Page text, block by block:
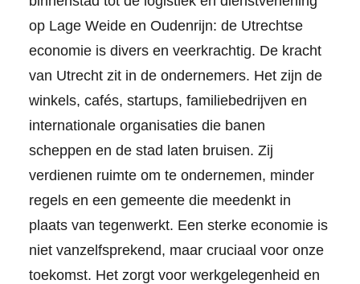
op Lage Weide en Oudenrijn: de Utrechtse
economie is divers en veerkrachtig. De kracht
van Utrecht zit in de ondernemers. Het zijn de
winkels, cafés, startups, familiebedrijven en
internationale organisaties die banen
scheppen en de stad laten bruisen. Zij
verdienen ruimte om te ondernemen, minder
regels en een gemeente die meedenkt in
plaats van tegenwerkt. Een sterke economie is
niet vanzelfsprekend, maar cruciaal voor onze
toekomst. Het zorgt voor werkgelegenheid en